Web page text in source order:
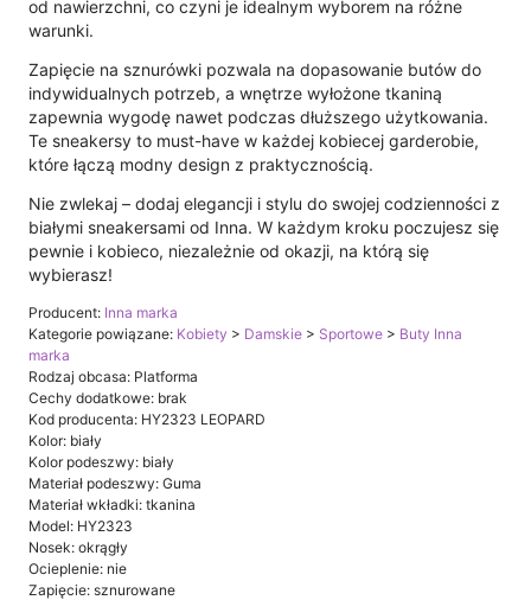
od nawierzchni, co czyni je idealnym wyborem na różne
warunki.
Zapięcie na sznurówki pozwala na dopasowanie butów do
indywidualnych potrzeb, a wnętrze wyłożone tkaniną
zapewnia wygodę nawet podczas dłuższego użytkowania.
Te sneakersy to must-have w każdej kobiecej garderobie,
które łączą modny design z praktycznością.
Nie zwlekaj – dodaj elegancji i stylu do swojej codzienności z
białymi sneakersami od Inna. W każdym kroku poczujesz się
pewnie i kobieco, niezależnie od okazji, na którą się
wybierasz!
Producent: Inna marka
Kategorie powiązane: Kobiety > Damskie > Sportowe > Buty Inna
marka
Rodzaj obcasa: Platforma
Cechy dodatkowe: brak
Kod producenta: HY2323 LEOPARD
Kolor: biały
Kolor podeszwy: biały
Materiał podeszwy: Guma
Materiał wkładki: tkanina
Model: HY2323
Nosek: okrągły
Ocieplenie: nie
Zapięcie: sznurowane